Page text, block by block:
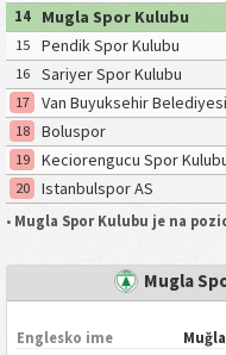
14
Mugla Spor Kulubu
15
Pendik Spor Kulubu
16
Sariyer Spor Kulubu
17
Van Buyuksehir Belediyesi
Spor Kulubu
18
Boluspor
19
Keciorengucu Spor
20
Istanbulspor AS
• Mugla Spor Kulubu je na
Mugla
Englesko ime